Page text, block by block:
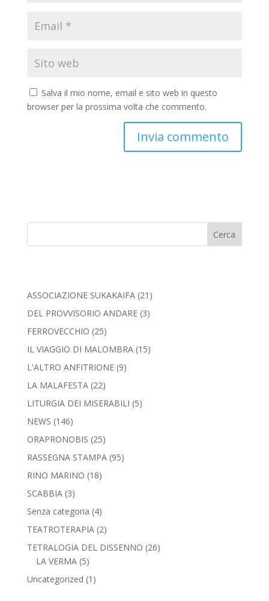
Salva il mio nome, email e sito web in questo
browser per la prossima volta che commento.
Cerca
ASSOCIAZIONE SUKAKAIFA(21)
DEL PROVVISORIO ANDARE(3)
FERROVECCHIO (25)
IL VIAGGIO DI MALOMBRA(15)
L'ALTRO ANFITRIONE(9)
LA MALAFESTA(22)
LITURGIA DEI MISERABILI (5)
NEWS (146)
ORAPRONOBIS (25)
RASSEGNA STAMPA(95)
RINO MARINO (18)
SCABBIA(3)
Senza categoria (4)
TEATROTERAPIA(2)
TETRALOGIA DEL DISSENNO (26)
LA VERMA(5)
Uncategorized (1)